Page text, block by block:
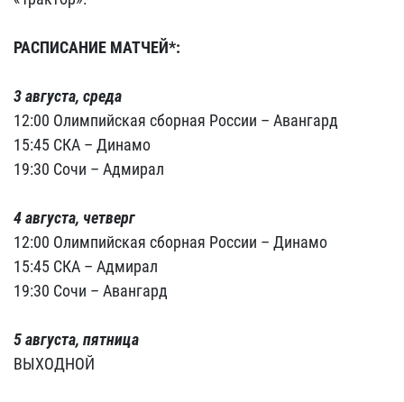
РАСПИСАНИЕ МАТЧЕЙ*:
3 августа, среда
12:00 Олимпийская сборная России – Авангард
15:45 СКА – Динамо
19:30 Сочи – Адмирал
4 августа, четверг
12:00 Олимпийская сборная России – Динамо
15:45 СКА – Адмирал
19:30 Сочи – Авангард
5 августа, пятница
ВЫХОДНОЙ